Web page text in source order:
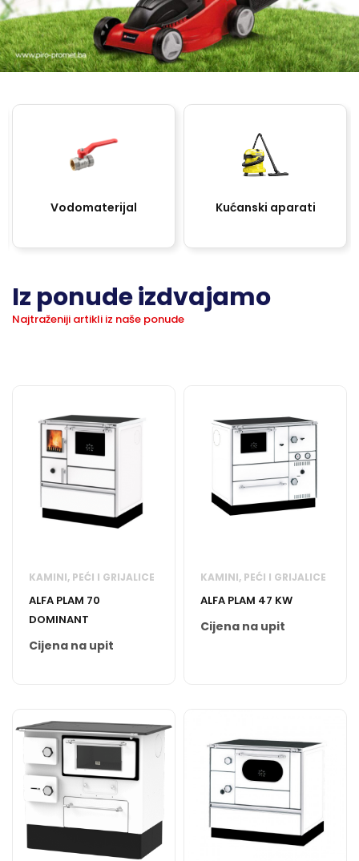
Vodomaterijal Kućanski aparati
Iz ponude izdvajamo
Najtraženiji artikli iz naše ponude
KAMINI, PEĆI I GRIJALICE
ALFA PLAM 70
DOMINANT
Cijena na upit
KAMINI, PEĆI I GRIJALICE
ALFA PLAM 47 KW
Cijena na upit